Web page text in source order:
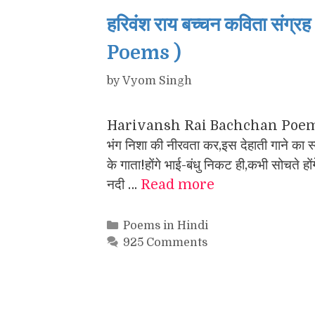
हरिवंश राय बच्चन कविता
Poems )
byVyom Singh
Harivansh Rai Bachchan Poems
भंग निशा की नीरवता कर,इस देहाती गाने
के गाता!होंगे भाई-बंधु निकट ही,कभी सोचते
नदी … Read more
Categories
Poems in Hindi
925 Comments